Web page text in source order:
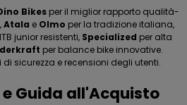
Bikes per il miglior rapporto qualità-
Atala e Olmo per la tradizione italiana,
junior resistenti, Specialized per alta
per balance bike innovative.
sicurezza e recensioni degli utenti.
e Guida all'Acquisto